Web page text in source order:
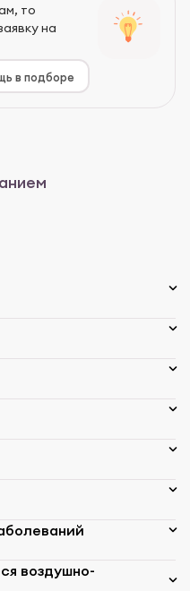
то
на
в подборе
воздушно-